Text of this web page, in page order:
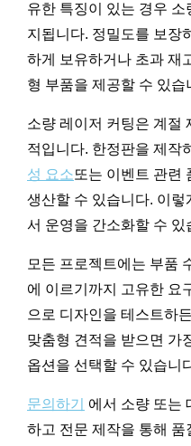
유한 특징이 있는 경우
지됩니다. 정밀도를 보장
하게 보유하거나 초과 재
형 부품을 제공할 수 있습
소량 레이저 커팅은 계절
적입니다. 한정판을 제작
성 요소또는 이벤트 관련
생산할 수 있습니다. 이
서 운영을 간소화할 수 있
모든 프로젝트에는 부품
에 이르기까지 고유한 요
으로 디자인을 테스트하
맞춤형 견적을 받으면 가
옵션을 선택할 수 있습니
문의하기
에서 소량 또는
하고 전문 제작을 통해